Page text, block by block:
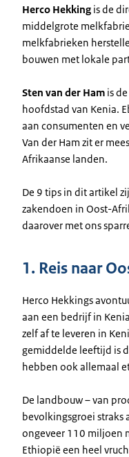
Herco Hekking is de
middelgrote
melkfabrieken
bouwen met lokale
Sten van der Ham is
hoofdstad van Kenia.
aan consumenten en
Van der Ham zit er
Afrikaanse landen.
De 9 tips in dit artikel
zakendoen in Oost-
daarover met ons
1. Reis naar
Herco Hekkings
aan een bedrijf in
zelf af te leveren in
gemiddelde leeftijd is
hebben ook allemaal
De landbouw – van
bevolkingsgroei straks
ongeveer 110 miljoen
Ethiopië een heel